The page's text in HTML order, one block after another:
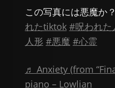
この写真には悪魔か？
れたtiktok #呪われた
人形 #悪魔 #心霊
♬ Anxiety (from
piano – Lowlian